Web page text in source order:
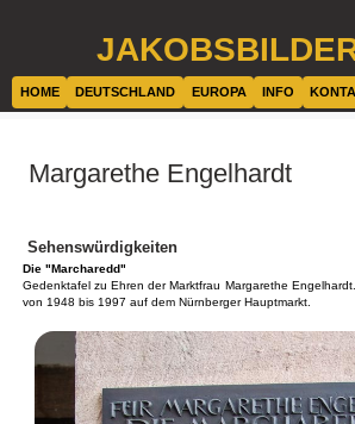
HOME DEUTSCHLAND EUROPA INFO
Margarethe Engelhardt
Sehenswürdigkeiten
Die "Marcharedd"
Gedenktafel zu Ehren der Marktfrau Margarethe
von 1948 bis 1997 auf dem Nürnberger Hauptmarkt.